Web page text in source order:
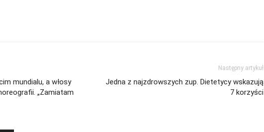
mundialu, a włosy
„Zamiatam
Następny artykuł
Jedna z najzdrowszych zup. Dietetycy wskazują
7 korzyści